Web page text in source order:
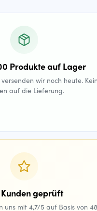
Produkte auf Lager
wir noch heute. Kein
auf die Lieferung.
Kunden geprüft
uns mit 4,7/5 auf Basis von